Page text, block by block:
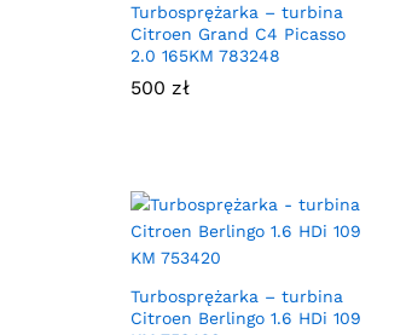
Turbosprężarka – turbina
Citroen Grand C4 Picasso
2.0 165KM 783248
500 zł
Turbosprężarka – turbina
Citroen Berlingo 1.6 HDi 109